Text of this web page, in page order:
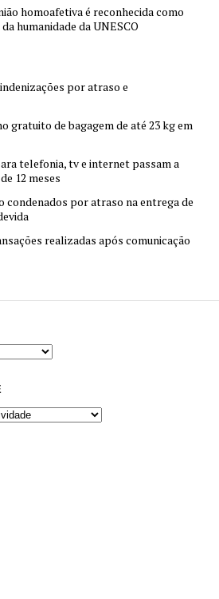
homoafetiva é reconhecida como
humanidade da UNESCO
por atraso e
gratuito de bagagem de até 23 kg em
telefonia, tv e internet passam a
12 meses
condenados por atraso na entrega de
realizadas após comunicação